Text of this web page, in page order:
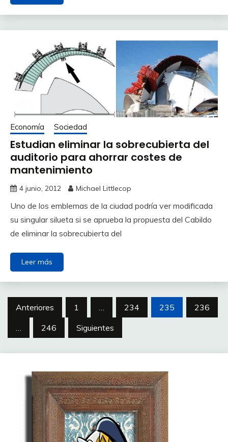
Economía Sociedad
Estudian eliminar la sobrecubierta del
auditorio para ahorrar costes de
mantenimiento
4 junio, 2012 Michael Littlecop
Uno de los emblemas de la ciudad podría ver modificada
su singular silueta si se aprueba la propuesta del Cabildo
de eliminar la sobrecubierta del
Leer más
Paginación
entradas
Anteriores 1 … 234 235
236
…
246 Siguientes